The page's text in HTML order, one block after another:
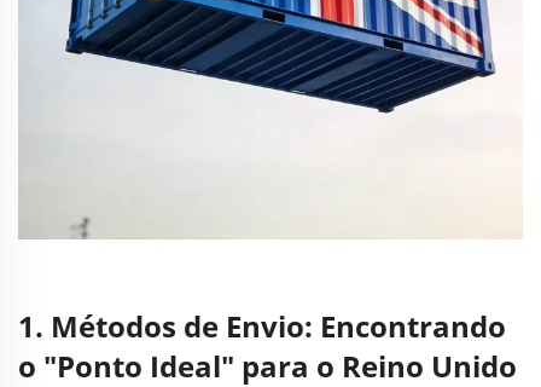
1. Métodos de Envio: Encontrando
o "Ponto Ideal" para o Reino Unido